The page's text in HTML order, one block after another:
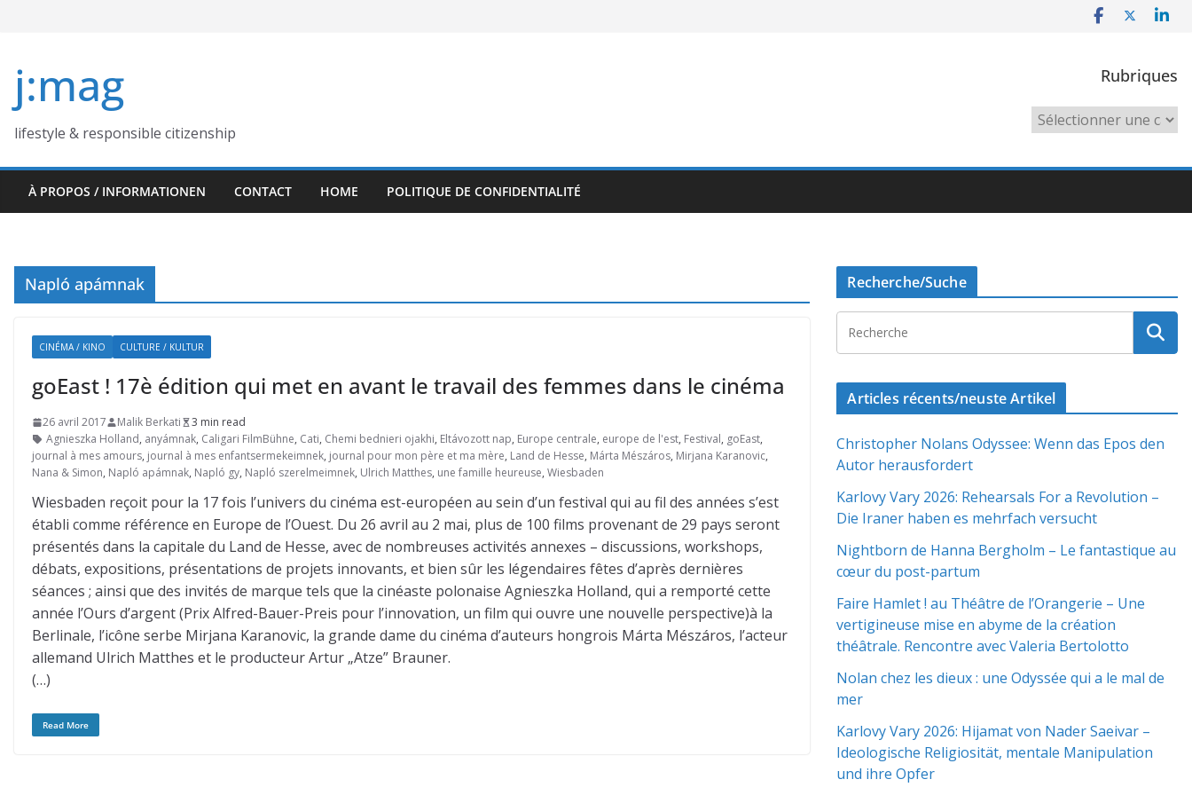
j:mag
lifestyle & responsible citizenship
Rubriques
Rubriques
À PROPOS / INFORMATIONEN CONTACT HOME POLITIQUE DE CONFIDENTIALITÉ
Napló apámnak
CINÉMA / KINO CULTURE / KULTUR
goEast ! 17è édition qui met en avant le travail des femmes dans le cinéma
26 avril 2017 Malik Berkati
3 min read
Agnieszka Holland, anyámnak, Caligari FilmBühne, Cati, Chemi bednieri ojakhi, Eltávozott nap, Europe centrale, europe de l'est, Festival, goEast,
journal à mes amours, journal à mes enfantsermekeimnek, journal pour mon père et ma mère, Land de Hesse, Márta Mészáros, Mirjana Karanovic,
Nana & Simon, Napló apámnak, Napló gy, Napló szerelmeimnek, Ulrich Matthes, une famille heureuse, Wiesbaden
Wiesbaden reçoit pour la 17 fois l’univers du cinéma est-européen au sein d’un festival qui au fil des années s’est
établi comme référence en Europe de l’Ouest. Du 26 avril au 2 mai, plus de 100 films provenant de 29 pays seront
présentés dans la capitale du Land de Hesse, avec de nombreuses activités annexes – discussions, workshops,
débats, expositions, présentations de projets innovants, et bien sûr les légendaires fêtes d’après dernières
séances ; ainsi que des invités de marque tels que la cinéaste polonaise Agnieszka Holland, qui a remporté cette
année l’Ours d’argent (Prix Alfred-Bauer-Preis pour l’innovation, un film qui ouvre une nouvelle perspective)à la
Berlinale, l’icône serbe Mirjana Karanovic, la grande dame du cinéma d’auteurs hongrois Márta Mészáros, l’acteur
allemand Ulrich Matthes et le producteur Artur „Atze” Brauner.
(…)
Read More
Recherche/Suche
Articles récents/neuste Artikel
Christopher Nolans Odyssee: Wenn das Epos den
Autor herausfordert
Karlovy Vary 2026: Rehearsals For a Revolution –
Die Iraner haben es mehrfach versucht
Nightborn de Hanna Bergholm – Le fantastique au
cœur du post-partum
Faire Hamlet ! au Théâtre de l’Orangerie – Une
vertigineuse mise en abyme de la création
théâtrale. Rencontre avec Valeria Bertolotto
Nolan chez les dieux : une Odyssée qui a le mal de
mer
Karlovy Vary 2026: Hijamat von Nader Saeivar​​ –
Ideologische Religiosität, mentale Manipulation
und ihre Opfer